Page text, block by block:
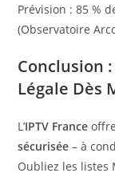
Prévision : 85 %
(Observatoire
Conclusion :
Légale Dès
L’IPTV France
sécurisée – à
Oubliez les listes